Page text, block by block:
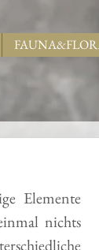
Elemente
nichts